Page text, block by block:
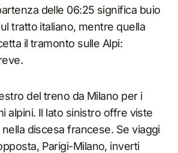
delle 06:25 significa buio
tratto italiano, mentre quella
il tramonto sulle Alpi:
del treno da Milano per i
alpini. Il lato sinistro offre viste
discesa francese. Se viaggi
Parigi-Milano, inverti